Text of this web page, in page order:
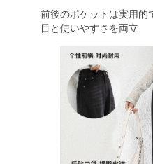
前後のポケットは実用的
目と使いやすさを両立